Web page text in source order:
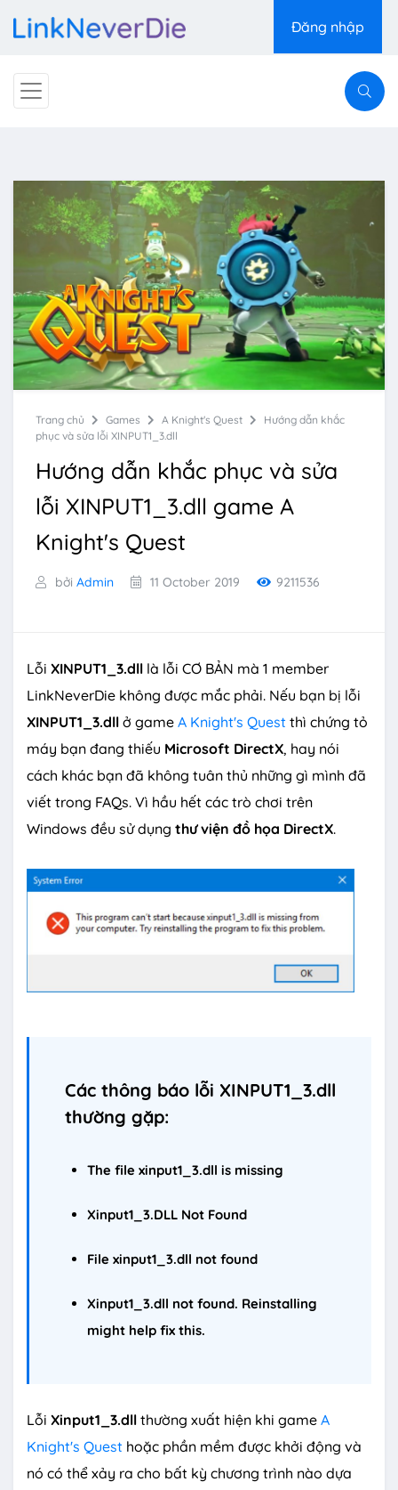
Đăng nhập
Trang chủ Games A Knight's Quest
Hướng dẫn khắc
phục và sửa lỗi XINPUT1_3.dll
Hướng dẫn khắc phục và sửa
lỗi XINPUT1_3.dll game A
Knight's Quest
bởi Admin 11 October 2019 9211536
Lỗi XINPUT1_3.dll là lỗi CƠ BẢN mà 1 member
LinkNeverDie không được mắc phải. Nếu bạn bị lỗi
XINPUT1_3.dll ở game A Knight's Quest thì chứng tỏ
máy bạn đang thiếu Microsoft DirectX, hay nói
cách khác bạn đã không tuân thủ những gì mình đã
viết trong FAQs. Vì hầu hết các trò chơi trên
Windows đều sử dụng thư viện đồ họa DirectX.
Các thông báo lỗi XINPUT1_3.dll
thường gặp:
The file xinput1_3.dll is missing
Xinput1_3.DLL Not Found
File xinput1_3.dll not found
Xinput1_3.dll not found. Reinstalling
might help fix this.
Lỗi Xinput1_3.dll thường xuất hiện khi game A
Knight's Quest hoặc phần mềm được khởi động và
nó có thể xảy ra cho bất kỳ chương trình nào dựa